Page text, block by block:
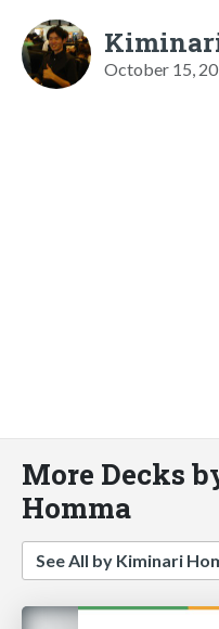
October 15,
More Decks
Homma
See All by Kiminari